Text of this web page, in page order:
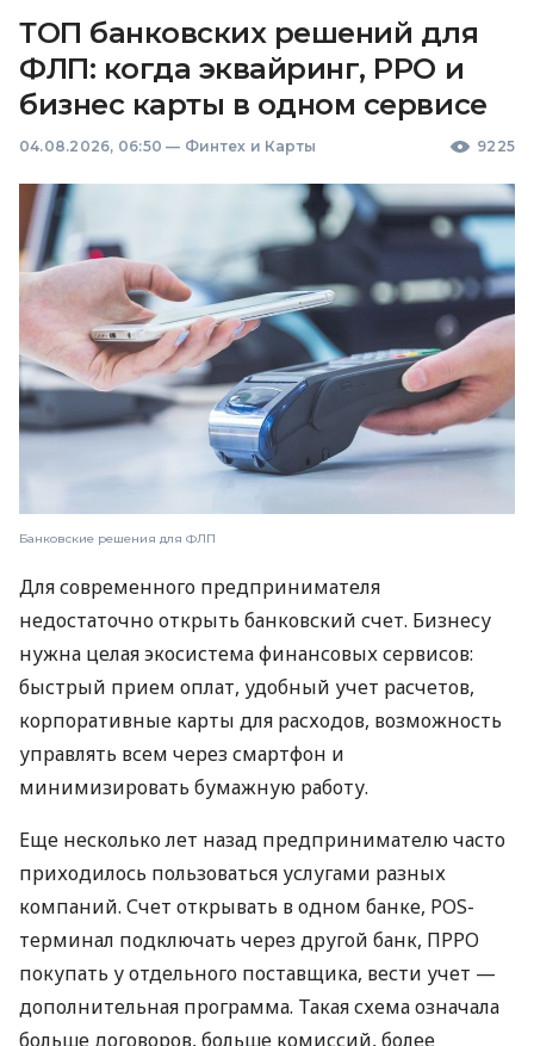
ТОП банковских решений для
ФЛП: когда эквайринг, РРО и
бизнес карты в одном сервисе
04.08.2026, 06:50 — Финтех и Карты 9225
Банковские решения для ФЛП
Для современного предпринимателя
недостаточно открыть банковский счет. Бизнесу
нужна целая экосистема финансовых сервисов:
быстрый прием оплат, удобный учет расчетов,
корпоративные карты для расходов, возможность
управлять всем через смартфон и
минимизировать бумажную работу.
Еще несколько лет назад предпринимателю часто
приходилось пользоваться услугами разных
компаний. Счет открывать в одном банке, POS-
терминал подключать через другой банк, ПРРО
покупать у отдельного поставщика, вести учет —
дополнительная программа. Такая схема означала
больше договоров, больше комиссий, более